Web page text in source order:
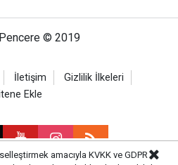
© 2019
İletişim
Gizlilik İlkeleri
Ekle
amacıyla KVKK ve GDPR